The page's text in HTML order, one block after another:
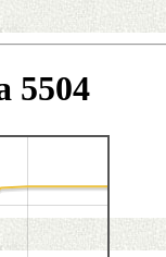
5504